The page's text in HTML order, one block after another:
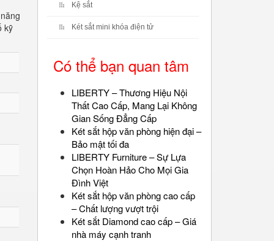
kỹ
Kệ sắt
Két sắt mini khóa điện tử
Có thể bạn quan tâm
LIBERTY – Thương Hiệu Nội
Thất Cao Cấp, Mang Lại Không
Gian Sống Đẳng Cấp
Két sắt hộp văn phòng hiện đại –
Bảo mật tối đa
LIBERTY Furniture – Sự Lựa
Chọn Hoàn Hảo Cho Mọi Gia
Đình Việt
Két sắt hộp văn phòng cao cấp
– Chất lượng vượt trội
Két sắt Diamond cao cấp – Giá
nhà máy cạnh tranh